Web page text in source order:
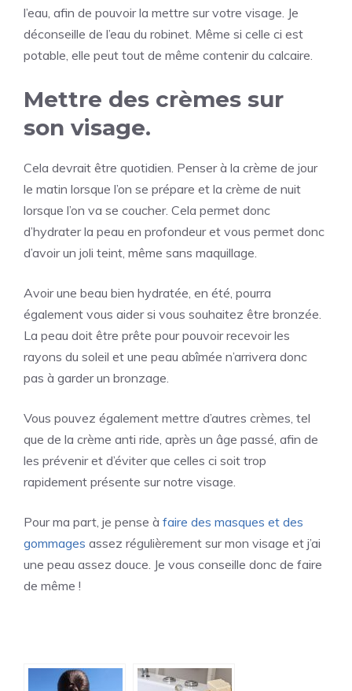
l’eau, afin de pouvoir la mettre sur votre visage. Je
déconseille de l’eau du robinet. Même si celle ci est
potable, elle peut tout de même contenir du calcaire.
Mettre des crèmes sur
son visage.
Cela devrait être quotidien. Penser à la crème de jour
le matin lorsque l’on se prépare et la crème de nuit
lorsque l’on va se coucher. Cela permet donc
d’hydrater la peau en profondeur et vous permet donc
d’avoir un joli teint, même sans maquillage.
Avoir une beau bien hydratée, en été, pourra
également vous aider si vous souhaitez être bronzée.
La peau doit être prête pour pouvoir recevoir les
rayons du soleil et une peau abîmée n’arrivera donc
pas à garder un bronzage.
Vous pouvez également mettre d’autres crèmes, tel
que de la crème anti ride, après un âge passé, afin de
les prévenir et d’éviter que celles ci soit trop
rapidement présente sur notre visage.
Pour ma part, je pense à faire des masques et des
gommages assez régulièrement sur mon visage et j’ai
une peau assez douce. Je vous conseille donc de faire
de même !